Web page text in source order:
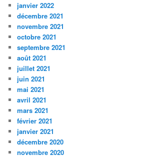
janvier 2022
décembre 2021
novembre 2021
octobre 2021
septembre 2021
août 2021
juillet 2021
juin 2021
mai 2021
avril 2021
mars 2021
février 2021
janvier 2021
décembre 2020
novembre 2020